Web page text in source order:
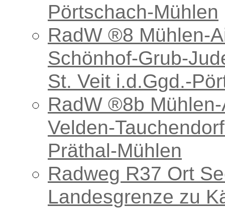
Pörtschach-Mühlen
RadW ®8 Mühlen-
Schönhof-Grub-
St. Veit i.d.Ggd.-
RadW ®8b
Velden-
Präthal-Mühlen
Radweg R37 Ort
Landesgrenze zu